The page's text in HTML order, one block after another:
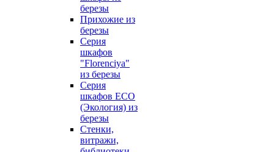
березы
Прихожие из
березы
Серия
шкафов
"Florenciya"
из березы
Серия
шкафов ECO
(Экология) из
березы
Стенки,
витражи,